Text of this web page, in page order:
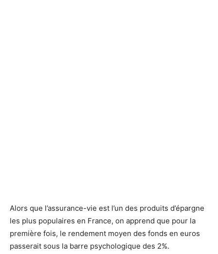
Alors que l’assurance-vie est l’un des produits d’épargne
les plus populaires en France, on apprend que pour la
première fois, le rendement moyen des fonds en euros
passerait sous la barre psychologique des 2%.